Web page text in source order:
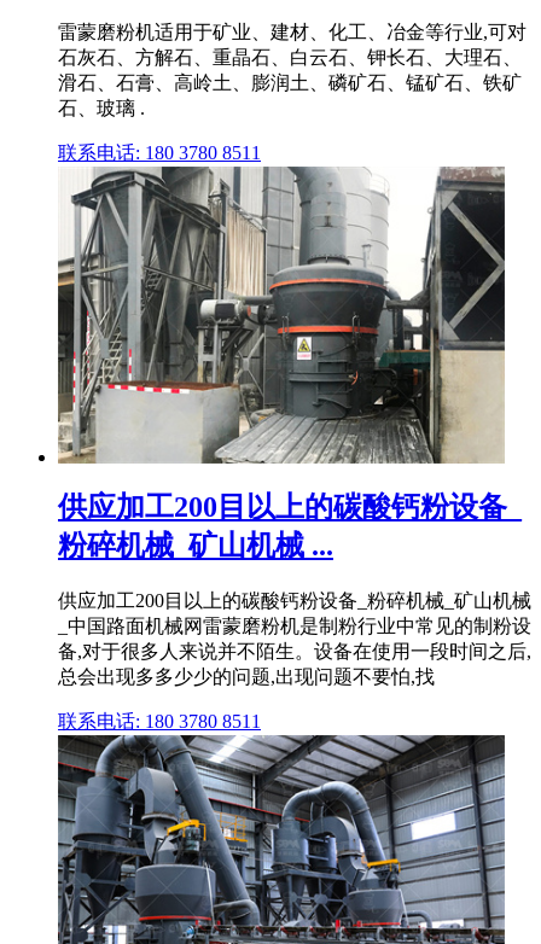
雷蒙磨粉机适用于矿业、建材、化工、冶金等行业,可对
石灰石、方解石、重晶石、白云石、钾长石、大理石、
滑石、石膏、高岭土、膨润土、磷矿石、锰矿石、铁矿
石、玻璃 .
联系电话: 180 3780 8511
供应加工200目以上的碳酸钙粉设备_
粉碎机械_矿山机械 ...
供应加工200目以上的碳酸钙粉设备_粉碎机械_矿山机械
_中国路面机械网雷蒙磨粉机是制粉行业中常见的制粉设
备,对于很多人来说并不陌生。设备在使用一段时间之后,
总会出现多多少少的问题,出现问题不要怕,找
联系电话: 180 3780 8511